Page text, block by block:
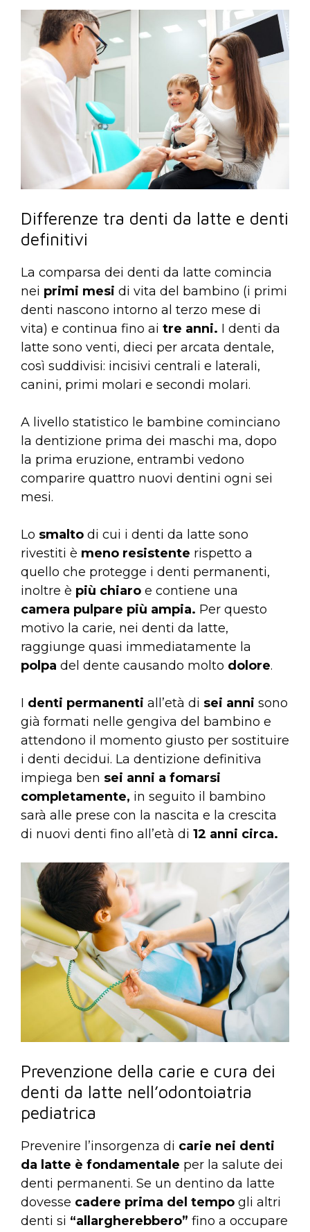
Differenze tra denti da latte e denti
definitivi
La comparsa dei denti da latte comincia
nei primi mesi di vita del bambino (i primi
denti nascono intorno al terzo mese di
vita) e continua fino ai tre anni. I denti da
latte sono venti, dieci per arcata dentale,
così suddivisi: incisivi centrali e laterali,
canini, primi molari e secondi molari.
A livello statistico le bambine cominciano
la dentizione prima dei maschi ma, dopo
la prima eruzione, entrambi vedono
comparire quattro nuovi dentini ogni sei
mesi.
Lo smalto di cui i denti da latte sono
rivestiti è meno resistente rispetto a
quello che protegge i denti permanenti,
inoltre è più chiaro e contiene una
camera pulpare più ampia. Per questo
motivo la carie, nei denti da latte,
raggiunge quasi immediatamente la
polpa del dente causando molto dolore.
I denti permanenti all’età di sei anni sono
già formati nelle gengiva del bambino e
attendono il momento giusto per sostituire
i denti decidui. La dentizione definitiva
impiega ben sei anni a fomarsi
completamente, in seguito il bambino
sarà alle prese con la nascita e la crescita
di nuovi denti fino all’età di 12 anni circa.
Prevenzione della carie e cura dei
denti da latte nell’odontoiatria
pediatrica
Prevenire l’insorgenza di carie nei denti
da latte è fondamentale per la salute dei
denti permanenti. Se un dentino da latte
dovesse cadere prima del tempo gli altri
denti si “allargherebbero” fino a occupare